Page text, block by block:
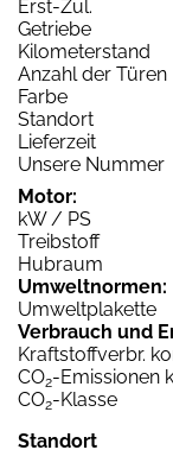
Erst-Zul.
Getriebe
Kilometerstand
Anzahl der Türen
Farbe
Standort
Lieferzeit
Unsere Nummer
Motor:
kW / PS
Treibstoff
Hubraum
Umweltnormen:
Umweltplakette
Verbrauch und
Kraftstoffverbr.
CO2-Emissionen
CO2-Klasse
Standort